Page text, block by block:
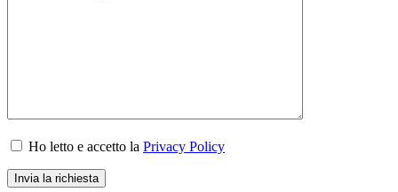
Ho letto e accetto la Privacy Policy